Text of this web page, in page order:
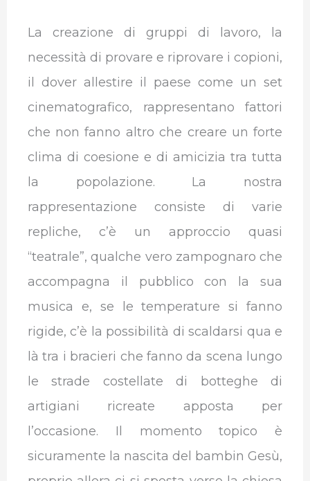
La creazione di gruppi di lavoro, la
necessità di provare e riprovare i copioni,
il dover allestire il paese come un set
cinematografico, rappresentano fattori
che non fanno altro che creare un forte
clima di coesione e di amicizia tra tutta
la popolazione. La nostra
rappresentazione consiste di varie
repliche, c’è un approccio quasi
“teatrale”, qualche vero zampognaro che
accompagna il pubblico con la sua
musica e, se le temperature si fanno
rigide, c’è la possibilità di scaldarsi qua e
là tra i bracieri che fanno da scena lungo
le strade costellate di botteghe di
artigiani ricreate apposta per
l’occasione. Il momento topico è
sicuramente la nascita del bambin Gesù,